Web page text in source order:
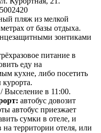
пляж из мелкой
от базы отдыха.
зонтиками
питание в
еду на
кухне, либо посетить
Выселение в 11:00.
автобус довозит
автобус приезжает
сумки в отеле, и
территории отеля, или